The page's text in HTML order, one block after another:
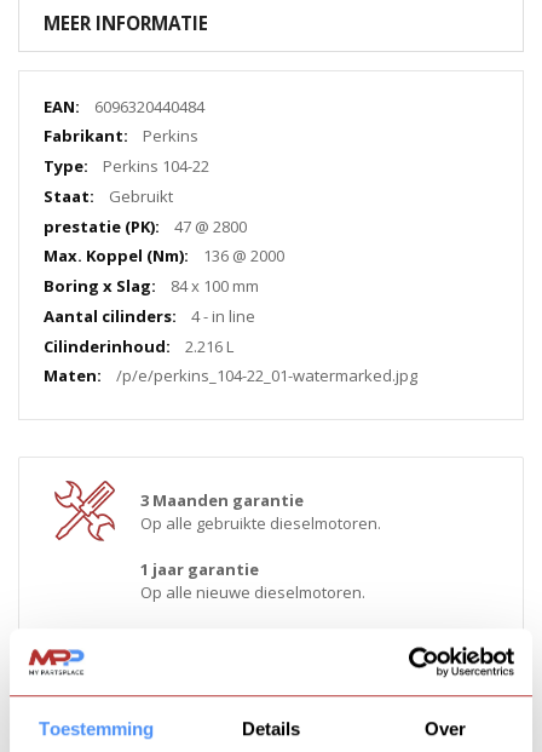
Toestemming Details Over
MEER INFORMATIE
Meer
informatie
6096320440484
Perkins
Perkins 104-22
Gebruikt
47 @ 2800
136 @ 2000
84 x 100 mm
4 - in line
2.216 L
/p/e/perkins_104-22_01-watermarked.jpg
3 Maanden garantie
Op alle gebruikte dieselmotoren.
1 jaar garantie
Op alle nieuwe dieselmotoren.